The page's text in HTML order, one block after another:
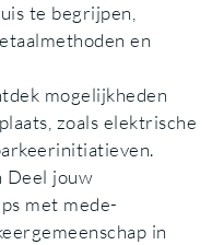
te begrijpen,
en
mogelijkheden
zoals elektrische
Deel jouw
met mede-
in